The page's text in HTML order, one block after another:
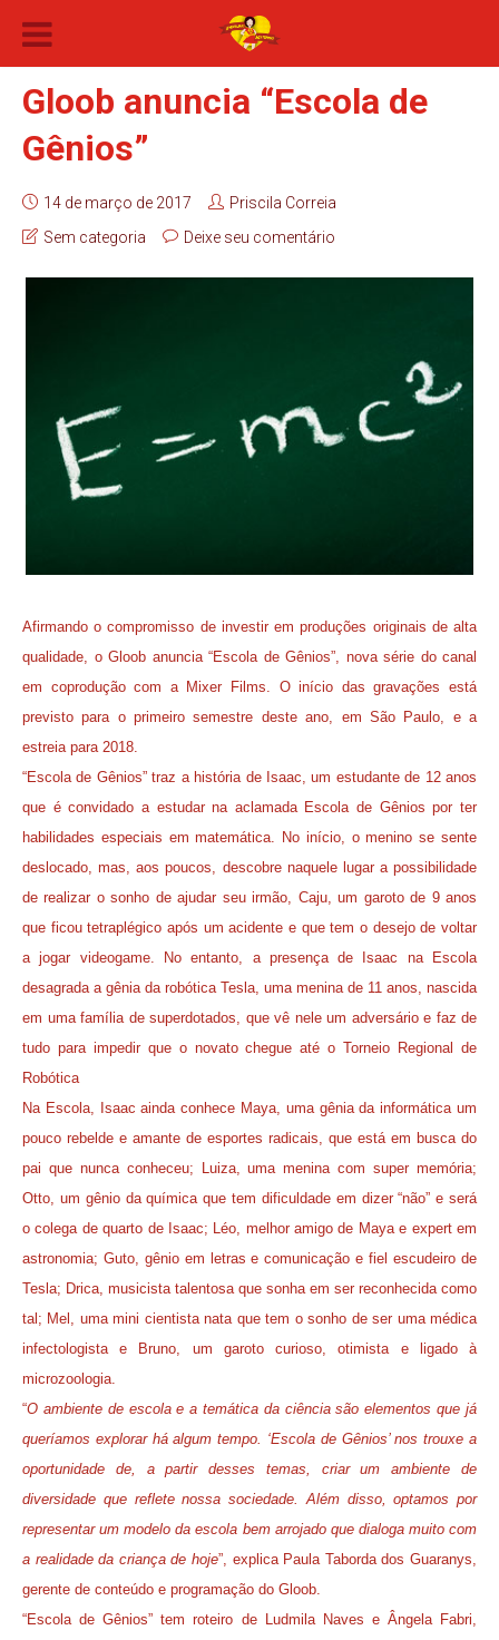
Gloob anuncia “Escola de
Gênios”
14 de março de 2017
Priscila Correia
Sem categoria
Deixe seu comentário
Afirmando o compromisso de investir em produções originais de alta
qualidade, o Gloob anuncia “Escola de Gênios”, nova série do canal
em coprodução com a Mixer Films. O início das gravações está
previsto para o primeiro semestre deste ano, em São Paulo, e a
estreia para 2018.
“Escola de Gênios” traz a história de Isaac, um estudante de 12 anos
que é convidado a estudar na aclamada Escola de Gênios por ter
habilidades especiais em matemática. No início, o menino se sente
deslocado, mas, aos poucos, descobre naquele lugar a possibilidade
de realizar o sonho de ajudar seu irmão, Caju, um garoto de 9 anos
que ficou tetraplégico após um acidente e que tem o desejo de voltar
a jogar videogame. No entanto, a presença de Isaac na Escola
desagrada a gênia da robótica Tesla, uma menina de 11 anos, nascida
em uma família de superdotados, que vê nele um adversário e faz de
tudo para impedir que o novato chegue até o Torneio Regional de
Robótica
Na Escola, Isaac ainda conhece Maya, uma gênia da informática um
pouco rebelde e amante de esportes radicais, que está em busca do
pai que nunca conheceu; Luiza, uma menina com super memória;
Otto, um gênio da química que tem dificuldade em dizer “não” e será
o colega de quarto de Isaac; Léo, melhor amigo de Maya e expert em
astronomia; Guto, gênio em letras e comunicação e fiel escudeiro de
Tesla; Drica, musicista talentosa que sonha em ser reconhecida como
tal; Mel, uma mini cientista nata que tem o sonho de ser uma médica
infectologista e Bruno, um garoto curioso, otimista e ligado à
microzoologia.
“O ambiente de escola e a temática da ciência são elementos que já
queríamos explorar há algum tempo. ‘Escola de Gênios’ nos trouxe a
oportunidade de, a partir desses temas, criar um ambiente de
diversidade que reflete nossa sociedade. Além disso, optamos por
representar um modelo da escola bem arrojado que dialoga muito com
a realidade da criança de hoje”, explica Paula Taborda dos Guaranys,
gerente de conteúdo e programação do Gloob.
“Escola de Gênios” tem roteiro de Ludmila Naves e Ângela Fabri,